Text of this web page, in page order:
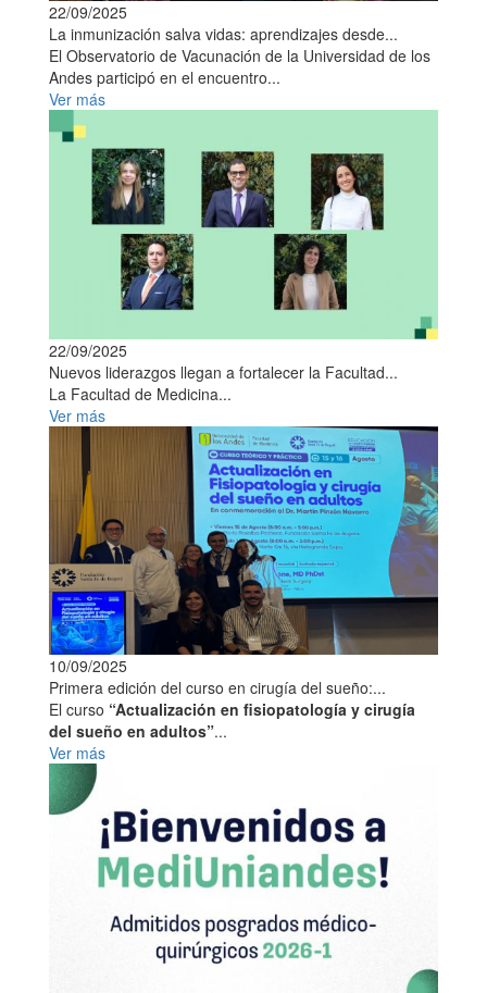
22/09/2025
La inmunización salva vidas: aprendizajes desde...
El Observatorio de Vacunación de la Universidad de los
Andes participó en el encuentro...
Ver más
22/09/2025
Nuevos liderazgos llegan a fortalecer la Facultad...
La Facultad de Medicina...
Ver más
10/09/2025
Primera edición del curso en cirugía del sueño:...
El curso “Actualización en fisiopatología y cirugía
del sueño en adultos”...
Ver más